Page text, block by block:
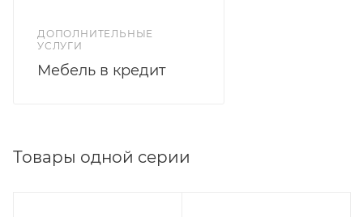
ДОПОЛНИТЕЛЬНЫЕ
УСЛУГИ
Мебель в кредит
Товары одной серии